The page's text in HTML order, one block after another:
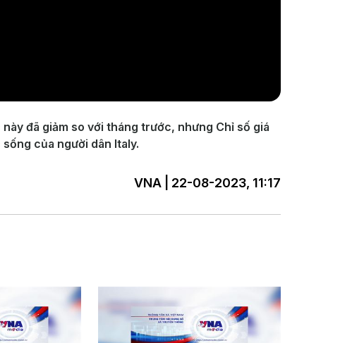
đã giảm so với tháng trước, nhưng Chỉ số giá
của người dân Italy.
VNA | 22-08-2023, 11:17